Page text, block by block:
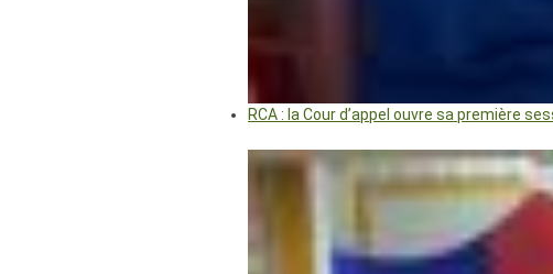
RCA : la Cour d’appel ouvre sa première